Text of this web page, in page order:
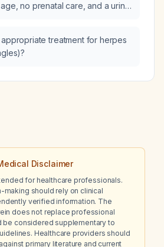
no prenatal care, and a urine
cefazolin (Ancef) be
treatment for herpes
Disclaimer
for healthcare professionals.
making should rely on clinical
verified information. The
does not replace professional
be considered supplementary to
Healthcare providers should
primary literature and current